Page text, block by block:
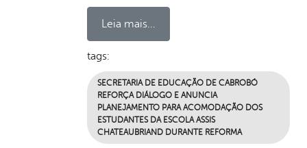
Leia mais...
tags:
SECRETARIA DE EDUCAÇÃO DE CABROBÓ
REFORÇA DIÁLOGO E ANUNCIA
PLANEJAMENTO PARA ACOMODAÇÃO DOS
ESTUDANTES DA ESCOLA ASSIS
CHATEAUBRIAND DURANTE REFORMA